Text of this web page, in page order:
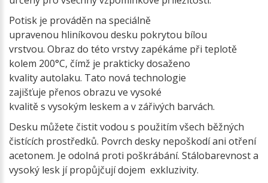
Potisk je prováděn na speciálně
upravenou hliníkovou desku pokrytou bílou
vrstvou. Obraz do této vrstvy zapékáme při teplotě
kolem 200°C, čímž je prakticky dosaženo
kvality autolaku. Tato nová technologie
zajišťuje přenos obrazu ve vysoké
kvalitě s vysokým leskem a v zářivých barvách.
Desku můžete čistit vodou s použitím všech běžných
čistících prostředků. Povrch desky nepoškodí ani otření
acetonem. Je odolná proti poškrábání. Stálobarevnost a
vysoký lesk jí propůjčují dojem exkluzivity.